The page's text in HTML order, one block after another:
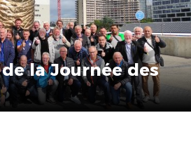
la Journée des